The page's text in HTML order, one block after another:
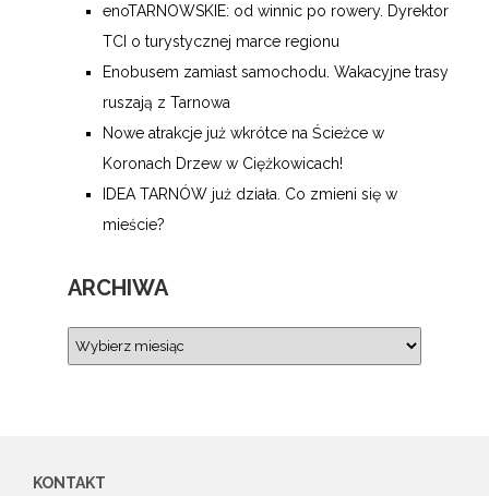
enoTARNOWSKIE: od winnic po rowery. Dyrektor
TCI o turystycznej marce regionu
Enobusem zamiast samochodu. Wakacyjne trasy
ruszają z Tarnowa
Nowe atrakcje już wkrótce na Ścieżce w
Koronach Drzew w Ciężkowicach!
IDEA TARNÓW już działa. Co zmieni się w
mieście?
ARCHIWA
KONTAKT